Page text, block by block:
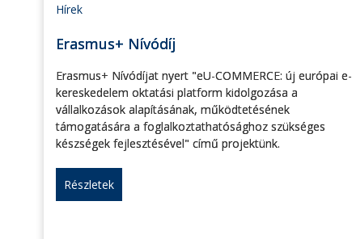
Hírek
Erasmus+ Nívódíj
Erasmus+ Nívódíjat nyert "eU-COMMERCE: új európai e-
kereskedelem oktatási platform kidolgozása a
vállalkozások alapításának, működtetésének
támogatására a foglalkoztathatósághoz szükséges
készségek fejlesztésével" című projektünk.
Részletek